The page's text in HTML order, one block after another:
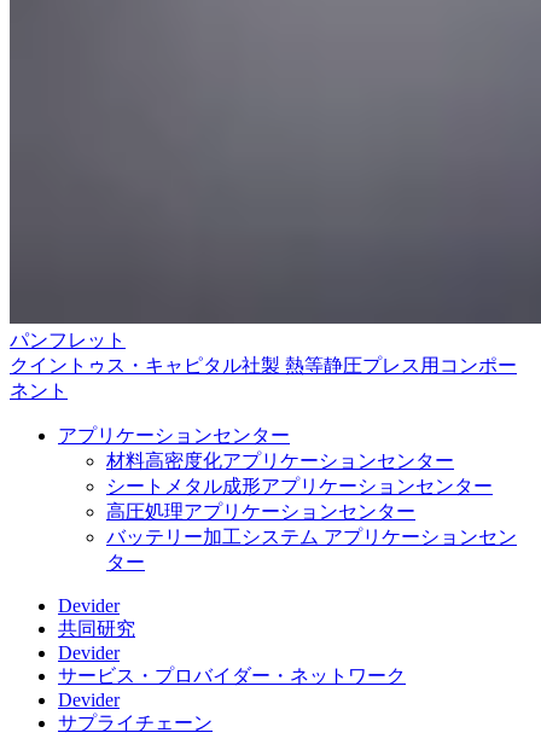
パンフレット
クイントゥス・キャピタル社製 熱等静圧プレス用コンポー
ネント
アプリケーションセンター
材料高密度化アプリケーションセンター
シートメタル成形アプリケーションセンター
高圧処理アプリケーションセンター
バッテリー加工システム アプリケーションセン
ター
Devider
共同研究
Devider
サービス・プロバイダー・ネットワーク
Devider
サプライチェーン